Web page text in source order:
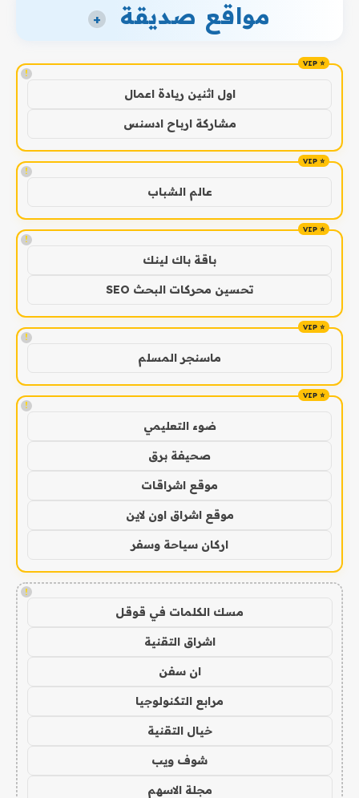
مواقع صديقة +
!
اول اثنين ريادة اعمال
مشاركة ارباح ادسنس
!
عالم الشباب
!
باقة باك لينك
تحسين محركات البحث SEO
!
ماسنجر المسلم
!
ضوء التعليمي
صحيفة برق
موقع اشراقات
موقع اشراق اون لاين
اركان سياحة وسفر
!
مسك الكلمات في قوقل
اشراق التقنية
ان سفن
مرابع التكنولوجيا
خيال التقنية
شوف ويب
مجلة الاسهم